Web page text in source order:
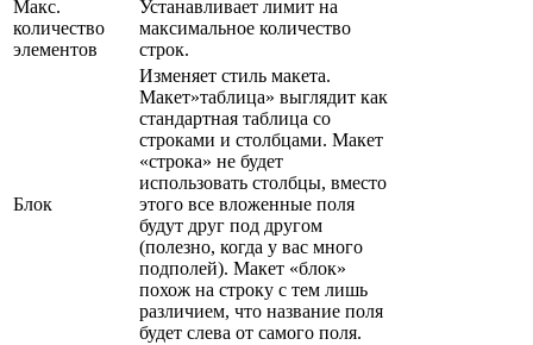
Макс.
количество
элементов
Устанавливает лимит на
максимальное количество
строк.
Блок
Изменяет стиль макета.
Макет»таблица» выглядит как
стандартная таблица со
строками и столбцами. Макет
«строка» не будет
использовать столбцы, вместо
этого все вложенные поля
будут друг под другом
(полезно, когда у вас много
подполей). Макет «блок»
похож на строку с тем лишь
различием, что название поля
будет слева от самого поля.